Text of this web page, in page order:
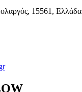
15561, Ελλάδα